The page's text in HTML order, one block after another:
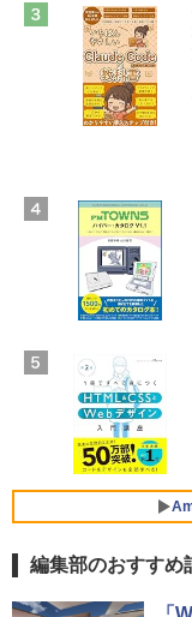
編集部のおすすめ